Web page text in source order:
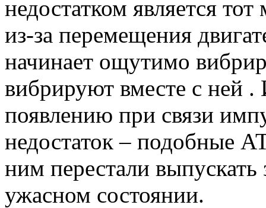
недостатком является
из-за перемещения
начинает ощутимо
вибрируют вместе с ней
появлению при связи
недостаток – подобные
ним перестали выпускать
ужасном состоянии.